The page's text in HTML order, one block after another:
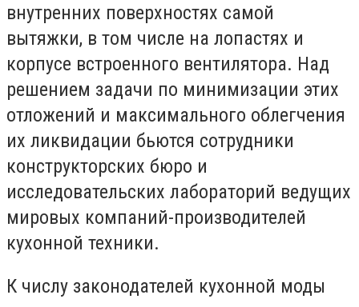
внутренних поверхностях самой
вытяжки, в том числе на лопастях и
корпусе встроенного вентилятора. Над
решением задачи по минимизации этих
отложений и максимального облегчения
их ликвидации бьются сотрудники
конструкторских бюро и
исследовательских лабораторий ведущих
мировых компаний-производителей
кухонной техники.
К числу законодателей кухонной моды